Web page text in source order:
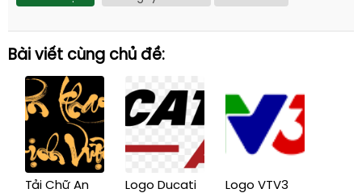
Bài viết cùng chủ đề:
Tải Chữ An
Logo Ducati
Logo VTV3